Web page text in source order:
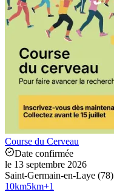
Course du Cerveau
Date confirmée
le 13 septembre 2026
Saint-Germain-en-Laye (78)
10km5km+1